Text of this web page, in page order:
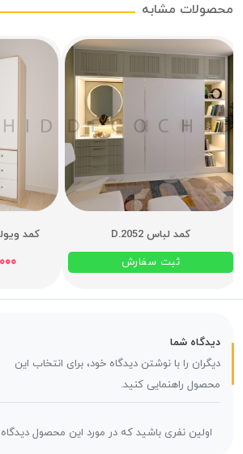
محصولات مشابه
کمد لباس D.2052
ثبت سفارش
کمد ویولت 2/15
دیدگاه شما
دیگران را با نوشتن دیدگاه خود، برای انتخاب این
محصول راهنمایی کنید.
اولین نفری باشید که در مورد این محصول